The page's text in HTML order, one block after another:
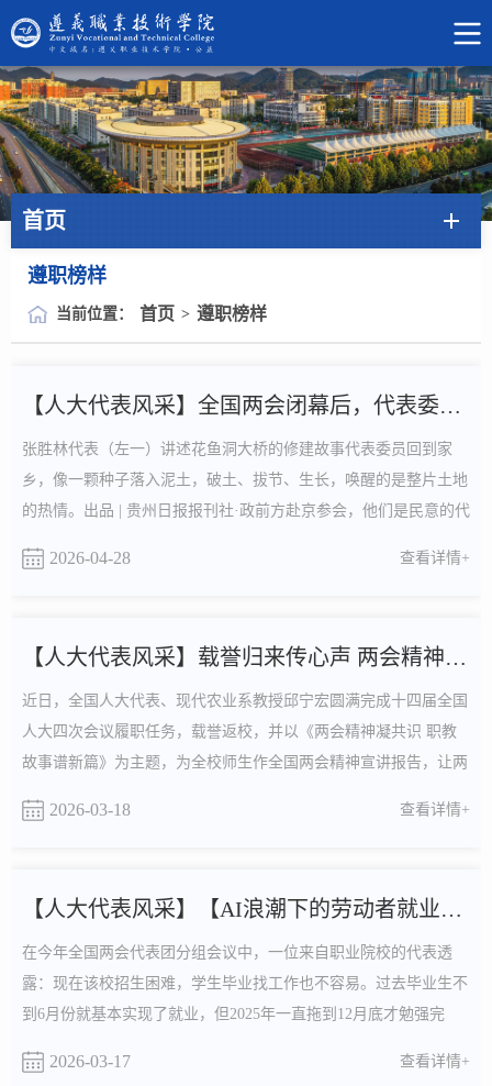
首页
遵职榜样
当前位置： 首页 > 遵职榜样
【人大代表风采】全国两会闭幕后，代表委员们在忙啥
张胜林代表（左一）讲述花鱼洞大桥的修建故事代表委员回到家
乡，像一颗种子落入泥土，破土、拔节、生长，唤醒的是整片土地
的热情。出品 | 贵州日报报刊社·政前方赴京参会，他们是民意的代
建议、提案、发言，直达国家决策层。回到家乡，他们是政策的传
2026-04-28 查看详情+
【人大代表风采】载誉归来传心声 两会精神进校园——我校举行...
近日，全国人大代表、现代农业系教授邱宁宏圆满完成十四届全国
人大四次会议履职任务，载誉返校，并以《两会精神凝共识 职教
故事谱新篇》为主题，为全校师生作全国两会精神宣讲报告，让两
议并讲话。颜永强代表学校对邱宁宏教授圆满完成全国人大代表职
2026-03-18 查看详情+
【人大代表风采】【AI浪潮下的劳动者就业之路】AI新赛道，如...
在今年全国两会代表团分组会议中，一位来自职业院校的代表透
露：现在该校招生困难，学生毕业找工作也不容易。过去毕业生不
到6月份就基本实现了就业，但2025年一直拖到12月底才勉强完
让更多劳动者拥有一技之长，更好就业增收。“拥有一技之长，更
2026-03-17 查看详情+